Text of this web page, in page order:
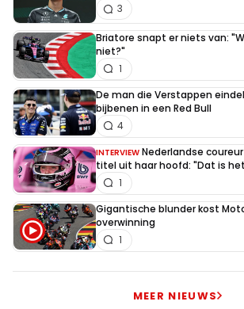
3
Briatore snapt er niets van:
niet?"
1
De man die Verstappen
bijbenen in een Red Bull
4
INTERVIEW Nederlandse
titel uit haar hoofd: "Dat is
1
Gigantische blunder kost
overwinning
1
MEER NIEUWS